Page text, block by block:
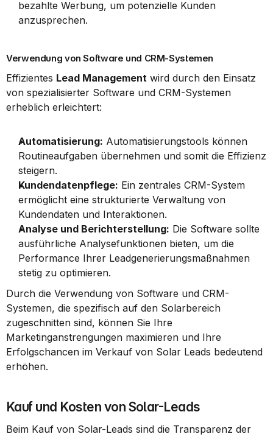
bezahlte Werbung, um potenzielle Kunden
anzusprechen.
Verwendung von Software und CRM-Systemen
Effizientes Lead Management wird durch den Einsatz
von spezialisierter Software und CRM-Systemen
erheblich erleichtert:
Automatisierung: Automatisierungstools können
Routineaufgaben übernehmen und somit die Effizienz
steigern.
Kundendatenpflege: Ein zentrales CRM-System
ermöglicht eine strukturierte Verwaltung von
Kundendaten und Interaktionen.
Analyse und Berichterstellung: Die Software sollte
ausführliche Analysefunktionen bieten, um die
Performance Ihrer Leadgenerierungsmaßnahmen
stetig zu optimieren.
Durch die Verwendung von Software und CRM-
Systemen, die spezifisch auf den Solarbereich
zugeschnitten sind, können Sie Ihre
Marketinganstrengungen maximieren und Ihre
Erfolgschancen im Verkauf von Solar Leads bedeutend
erhöhen.
Kauf und Kosten von Solar-Leads
Beim Kauf von Solar-Leads sind die Transparenz der